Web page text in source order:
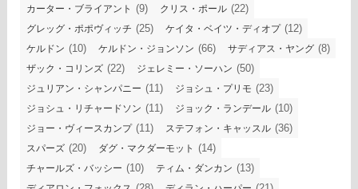
カーター・ブライアント (9) クリス・ポール (22)
グレッグ・ポポヴィッチ (25) ケイタ・ベイツ・ディオプ(12)
ケルドン (10) ケルドン・ジョンソン (66) サディアス・ヤング (8)
ザック・コリンズ (22) ジェレミー・ソーハン (50)
ジュリアン・シャンパニー (11) ジョシュ・プリモ (23)
ジョシュ・リチャードソン (11) ジョック・ランデール (10)
ジョー・ヴィースカンプ(11) ステフォン・キャッスル (36)
スパーズ (20) ダグ・マクダーモット (14)
チャールズ・バッシー (10) ティム・ダンカン (13)